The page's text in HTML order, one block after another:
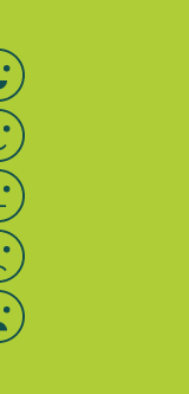
auswählen